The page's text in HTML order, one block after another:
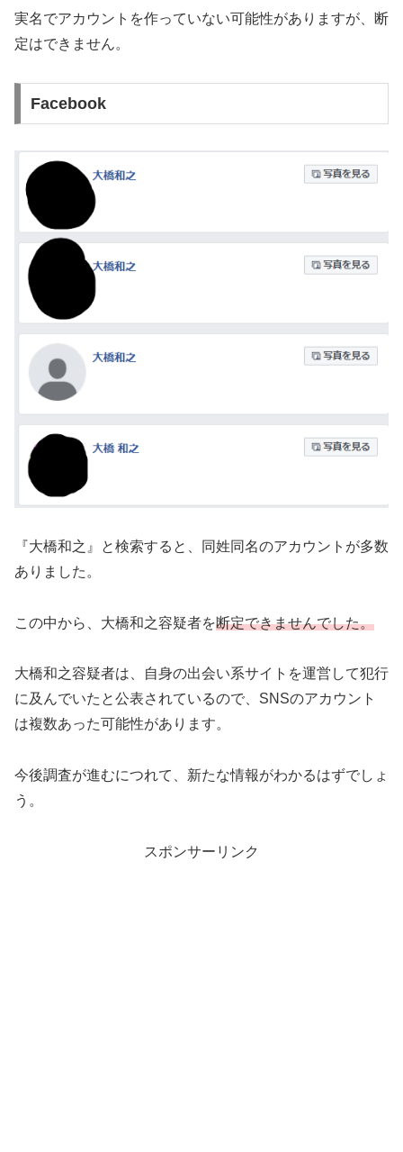
実名でアカウントを作っていない可能性がありますが、断
定はできません。
Facebook
『大橋和之』と検索すると、同姓同名のアカウントが多数
ありました。
この中から、大橋和之容疑者を断定できませんでした。
大橋和之容疑者は、自身の出会い系サイトを運営して犯行
に及んでいたと公表されているので、SNSのアカウント
は複数あった可能性があります。
今後調査が進むにつれて、新たな情報がわかるはずでしょ
う。
スポンサーリンク